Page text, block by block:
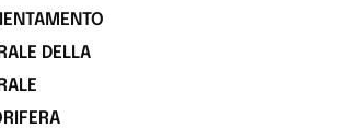
DELLA